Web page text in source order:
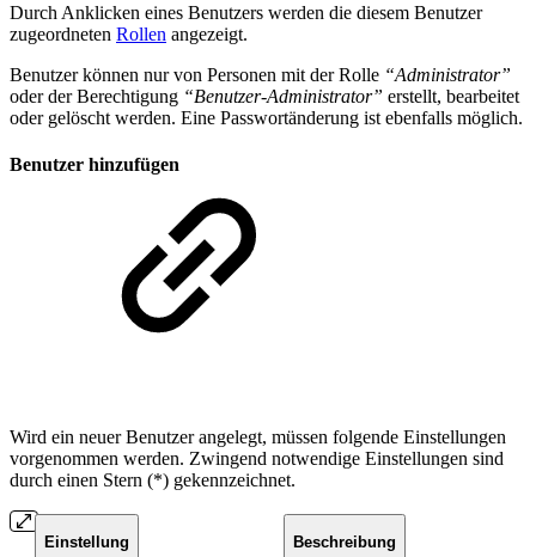
Durch Anklicken eines Benutzers werden die diesem Benutzer
zugeordneten Rollen angezeigt.
Benutzer können nur von Personen mit der Rolle “Administrator”
oder der Berechtigung “Benutzer-Administrator” erstellt, bearbeitet
oder gelöscht werden. Eine Passwortänderung ist ebenfalls möglich.
Benutzer hinzufügen
Wird ein neuer Benutzer angelegt, müssen folgende Einstellungen
vorgenommen werden. Zwingend notwendige Einstellungen sind
durch einen Stern (*) gekennzeichnet.
Einstellung Beschreibung